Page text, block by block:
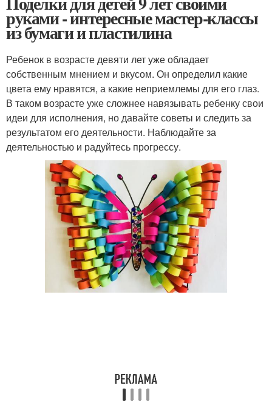
руками - интересные мастер-классы
из бумаги и пластилина
Ребенок в возрасте девяти лет уже обладает
собственным мнением и вкусом. Он определил какие
цвета ему нравятся, а какие неприемлемы для его глаз.
В таком возрасте уже сложнее навязывать ребенку свои
идеи для исполнения, но давайте советы и следить за
результатом его деятельности. Наблюдайте за
деятельностью и радуйтесь прогрессу.